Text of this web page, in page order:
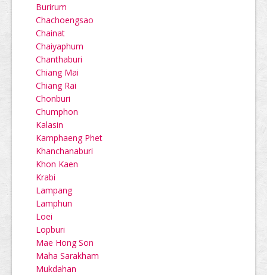
Burirum
Chachoengsao
Chainat
Chaiyaphum
Chanthaburi
Chiang Mai
Chiang Rai
Chonburi
Chumphon
Kalasin
Kamphaeng Phet
Khanchanaburi
Khon Kaen
Krabi
Lampang
Lamphun
Loei
Lopburi
Mae Hong Son
Maha Sarakham
Mukdahan